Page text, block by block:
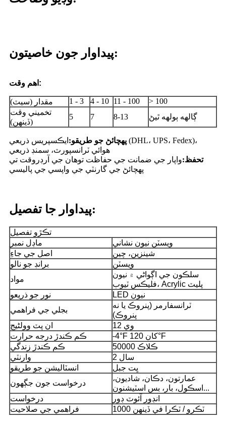
پيداوار جون خاصيتون:
اهم وقت:
مقدار (سيٽ) 1 - 3 4 - 10 11 - 100
> 100
تخميني وقت
(ڏينهن)
5 7 8-13 ڳالهه ٻولهه ٿيڻ
پهچائڻ جو طريقو: ايڪسپريس ذريعي (DHL، UPS، Fedex)،
هوائي ٽرانسپورٽ، سمنڊ ذريعي
تحفظ:واپار جي ضمانت جي حفاظت توهان جي آرڊر وقت تي
پهچائڻ جي گارنٽي جي واپسي جي پاليسي
پيداوار جا تفصيل:
تڪڙو تفصيل
ماڊل نمبر
ويسٽن نيون نشاني
اصل جي جاءِ
شينزين، چين
برانڊ جو نالو
ويسٽن
مواد
سلڪون جي اڳواڻي ۾ نيون
فليڪس ٽيوب، Acrylic پليٽ
نور جو ذريعو
LED نيون
بجلي جي فراهمي
ٽرانسفارمر (پنروڪ يا نه
پنروڪ)
ان پٽ وولٹیج
12 وي
ڪم ڪندڙ درجه حرارت
-4°F کان 120°F
ڪم ڪندڙ زندگي
50000 ڪلاڪ
وارنٽي
2 سال
انسٽاليشن جو طريقو
ڀت جبل
درخواست جون جڳھون
عمارتون، دڪان، شاديون،
اسڪول، بار، بس اسٽيشنون...
درخواست
انڊور آئوٽ ڊور
فراهمي جي صلاحيت
1000 ٽڪرو / ٽڪرا في ڏينهن